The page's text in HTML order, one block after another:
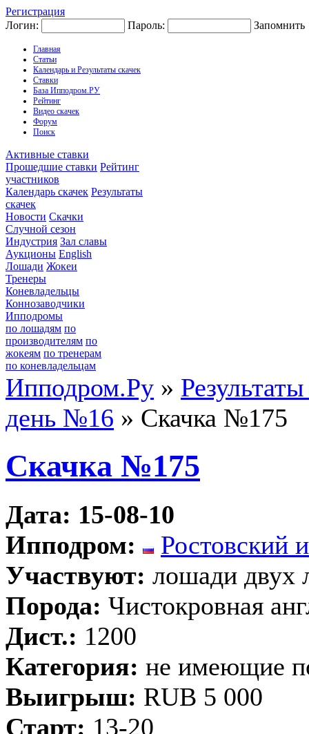
Регистрация
Логин:
Пароль: Запомнить
Главная
Статьи
Календарь и Результаты скачек
Ставки
База Ипподром.РУ
Рейтинг
Видео скачек
Форум
Поиск
Активные ставки
Прошедшие ставки Рейтинг
участников
Календарь скачек Результаты
скачек
Новости Скачки
Случной сезон
Индустрия Зал славы
Аукционы English
Лошади Жокеи
Тренеры
Коневладельцы
Коннозаводчики
Ипподромы
по лошадям по
производителям по
жокеям по тренерам
по коневладельцам
Ипподром.Ру »
день №16 » Скачка №175
Скачка №175
Дата: 15-08-10
Ипподром:
Ростовский
Участвуют: лошади двух
Порода: Чистокровная
Дист.: 1200
Категория: не имеющие
Выигрыш: RUB 5 000
Старт: 13-20